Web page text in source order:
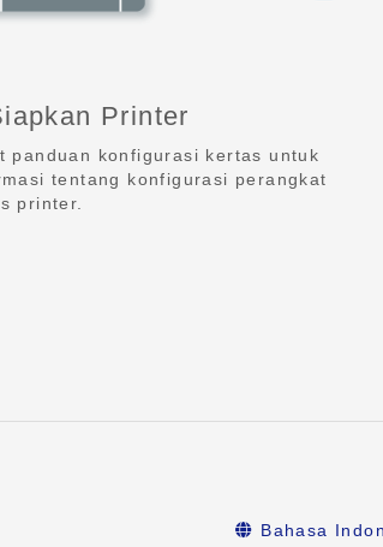
Printer
panduan konfigurasi kertas untuk
tentang konfigurasi perangkat
printer.
Bahasa